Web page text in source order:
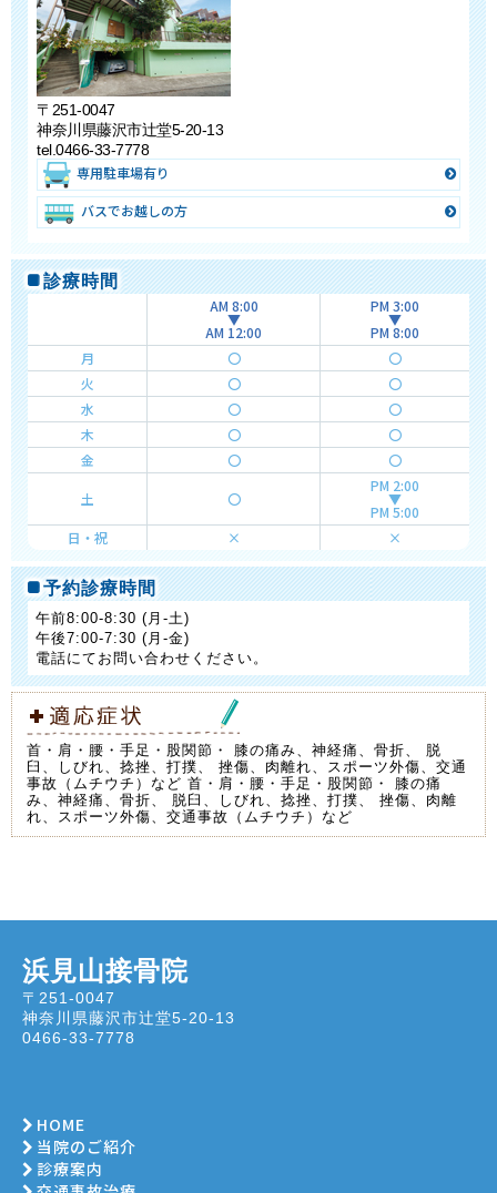
〒251-0047
神奈川県藤沢市辻堂5-20-13
tel.0466-33-7778
専用駐車場有り
バスでお越しの方
診療時間
AM 8:00
▼
AM 12:00
PM 3:00
▼
PM 8:00
月
〇
〇
火
〇
〇
水
〇
〇
木
〇
〇
金
〇 〇
土 〇
PM 2:00
▼
PM 5:00
日・祝
× ×
予約診療時間
午前8:00-8:30 (月-土)
午後7:00-7:30 (月-金)
電話にてお問い合わせください。
首・肩・腰・手足・股関節・ 膝の痛み、神経痛、骨折、 脱
臼、しびれ、捻挫、打撲、 挫傷、肉離れ、スポーツ外傷、交通
事故（ムチウチ）など 首・肩・腰・手足・股関節・ 膝の痛
み、神経痛、骨折、 脱臼、しびれ、捻挫、打撲、 挫傷、肉離
れ、スポーツ外傷、交通事故（ムチウチ）など
浜見山接骨院
〒251-0047
神奈川県藤沢市辻堂5-20-13
0466-33-7778
HOME
当院のご紹介
診療案内